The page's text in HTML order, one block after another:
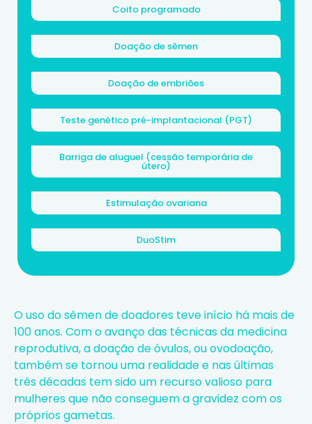
Coito programado
Doação de sêmen
Doação de embriões
Teste genético pré-implantacional (PGT)
Barriga de aluguel (cessão temporária de
útero)
Estimulação ovariana
DuoStim
O uso do sêmen de doadores teve início há mais de
100 anos. Com o avanço das técnicas da medicina
reprodutiva, a doação de óvulos, ou ovodoação,
também se tornou uma realidade e nas últimas
três décadas tem sido um recurso valioso para
mulheres que não conseguem a gravidez com os
próprios gametas.